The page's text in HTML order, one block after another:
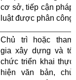
cơ sở, tiếp cận pháp
luật được phân công
Chủ trì hoặc tham
gia xây dựng và tổ
chức triển khai thực
hiện văn bản, chủ